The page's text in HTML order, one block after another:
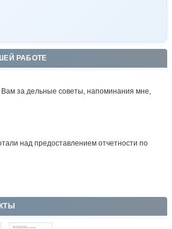
РАБОТЕ
за дельные советы, напоминания мне,
над предоставлением отчетности по